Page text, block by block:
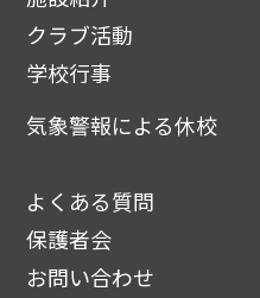
クラブ活動
学校行事
気象警報による休校
よくある質問
保護者会
お問い合わせ